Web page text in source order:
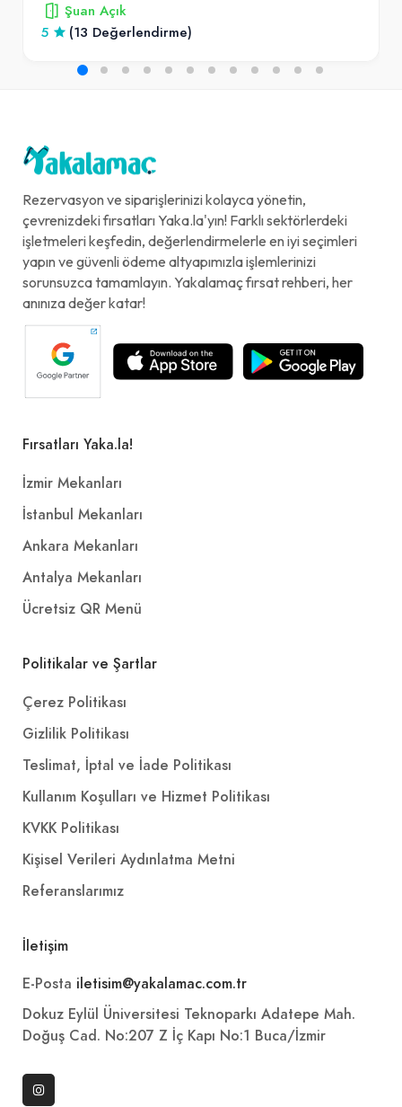
Şuan Açık
5
(13 Değerlendirme)
Rezervasyon ve siparişlerinizi kolayca yönetin,
çevrenizdeki fırsatları Yaka.la'yın! Farklı sektörlerdeki
işletmeleri keşfedin, değerlendirmelerle en iyi seçimleri
yapın ve güvenli ödeme altyapımızla işlemlerinizi
sorunsuzca tamamlayın. Yakalamaç fırsat rehberi, her
anınıza değer katar!
Fırsatları Yaka.la!
İzmir Mekanları
İstanbul Mekanları
Ankara Mekanları
Antalya Mekanları
Ücretsiz QR Menü
Politikalar ve Şartlar
Çerez Politikası
Gizlilik Politikası
Teslimat, İptal ve İade Politikası
Kullanım Koşulları ve Hizmet Politikası
KVKK Politikası
Kişisel Verileri Aydınlatma Metni
Referanslarımız
İletişim
E-Posta iletisim@yakalamac.com.tr
Dokuz Eylül Üniversitesi Teknoparkı Adatepe Mah.
Doğuş Cad. No:207 Z İç Kapı No:1 Buca/İzmir